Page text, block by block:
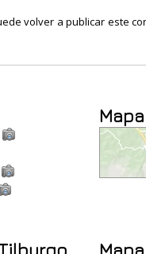
volver a publicar este